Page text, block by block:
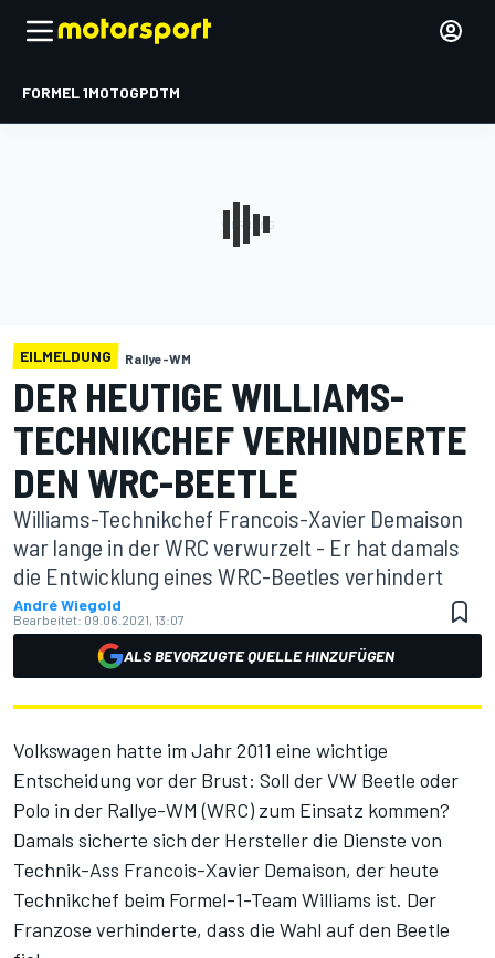
FORMEL 1MOTOGPDTM
EILMELDUNG Rallye-WM
DER HEUTIGE WILLIAMS-
TECHNIKCHEF VERHINDERTE
DEN WRC-BEETLE
Williams-Technikchef Francois-Xavier Demaison
war lange in der WRC verwurzelt - Er hat damals
die Entwicklung eines WRC-Beetles verhindert
André Wiegold
Bearbeitet: 09.06.2021, 13:07
ALS BEVORZUGTE QUELLE HINZUFÜGEN
Volkswagen hatte im Jahr 2011 eine wichtige
Entscheidung vor der Brust: Soll der VW Beetle oder
Polo in der Rallye-WM (WRC) zum Einsatz kommen?
Damals sicherte sich der Hersteller die Dienste von
Technik-Ass Francois-Xavier Demaison, der heute
Technikchef beim Formel-1-Team Williams ist. Der
Franzose verhinderte, dass die Wahl auf den Beetle